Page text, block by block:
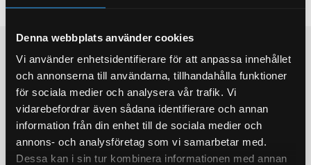
Denna webbplats använder cookies
Vi använder enhetsidentifierare för att anpassa innehållet
och annonserna till användarna, tillhandahålla funktioner
för sociala medier och analysera vår trafik. Vi
vidarebefordrar även sådana identifierare och annan
information från din enhet till de sociala medier och
annons- och analysföretag som vi samarbetar med.
Dessa kan i sin tur kombinera informationen med annan
Bli den första att lämna ett omdöme.
STORSÄLJARE!